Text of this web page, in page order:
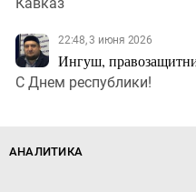
Кавказ
22:48, 3 июня 2026
Ингуш,
С Днем республики!
АНАЛИТИКА